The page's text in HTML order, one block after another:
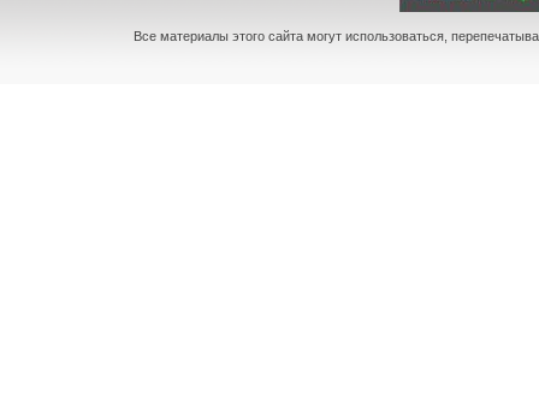
Все материалы этого сайта могут использоваться,